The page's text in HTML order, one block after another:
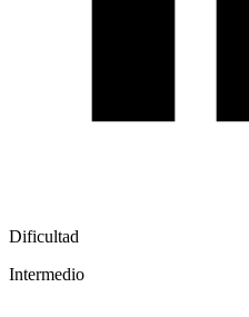
Dificultad
Intermedio